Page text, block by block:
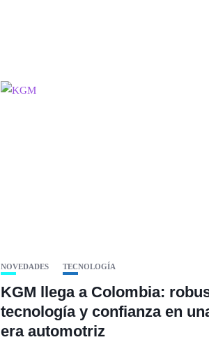
NOVEDADES TECNOLOGÍA
KGM llega a Colombia:
tecnología y confianza en
era automotriz